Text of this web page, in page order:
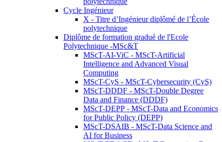
Cycle Ingénieur
X - Titre d’Ingénieur diplômé de l’École
polytechnique
Diplôme de formation gradué de l'Ecole
Polytechnique -MSc&T
MScT-AI-ViC - MScT-Artificial
Intelligence and Advanced Visual
Computing
MScT-CyS - MScT-Cybersecurity (CyS)
MScT-DDDF - MScT-Double Degree
Data and Finance (DDDF)
MScT-DEPP - MScT-Data and Economics
for Public Policy (DEPP)
MScT-DSAIB - MScT-Data Science and
AI for Business